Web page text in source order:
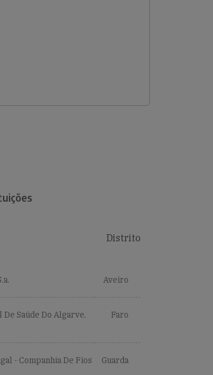
Distrito
Aveiro
De Saúde Do Algarve,
Faro
- Companhia De Fios
Guarda